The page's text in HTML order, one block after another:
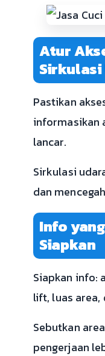
Atur
Sirkulasi
Pastikan
informasikan
lancar.
Sirkulasi
dan
Info
Siapkan
Siapkan info:
lift, luas
Sebutkan
pengerjaan